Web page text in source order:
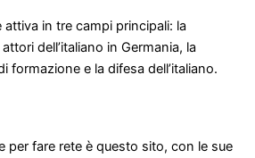
attiva in tre campi principali: la
dell’italiano in Germania, la
formazione e la difesa dell’italiano.
per fare rete è questo sito, con le sue